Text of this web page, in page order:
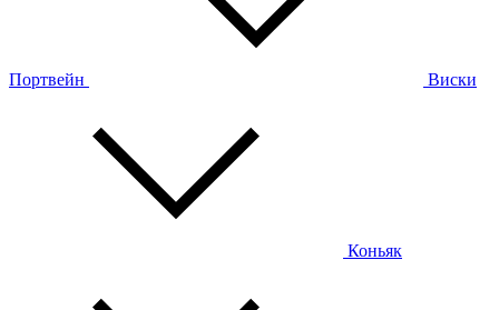
Портвейн Виски
Коньяк